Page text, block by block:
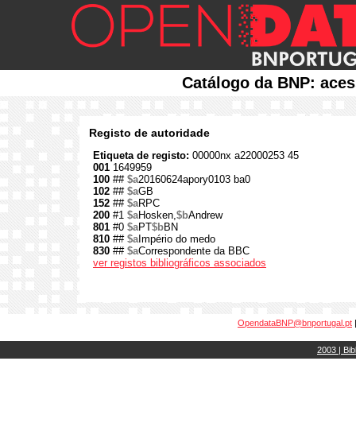
Catálogo da BNP:
Registo de autoridade
Etiqueta de registo: 00000nx a22000253 45
001 1649959
100 ## $a20160624apory0103 ba0
102 ## $aGB
152 ## $aRPC
200 #1 $aHosken,$bAndrew
801 #0 $aPT$bBN
810 ## $aImpério do medo
830 ## $aCorrespondente da BBC
ver registos bibliográficos associados
OpendataBNP@bnportugal.pt
2003 |